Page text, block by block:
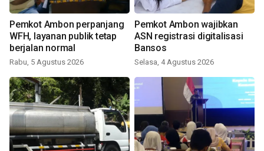
Pemkot Ambon perpanjang
WFH, layanan publik tetap
berjalan normal
Rabu, 5 Agustus 2026
Pemkot Ambon wajibkan
ASN registrasi digitalisasi
Bansos
Selasa, 4 Agustus 2026